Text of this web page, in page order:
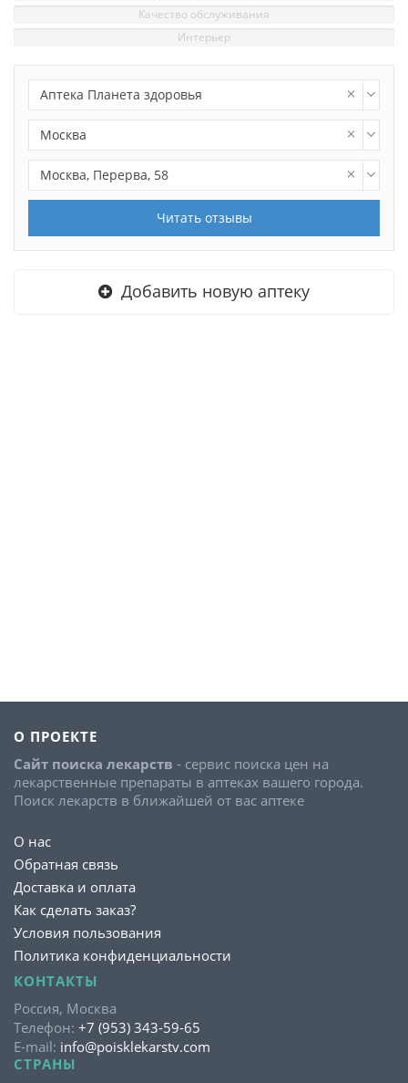
Качество обслуживания
Интерьер
Аптека Планета здоровья
Москва
Москва, Перерва, 58
Читать отзывы
Добавить новую аптеку
О ПРОЕКТЕ
Сайт поиска лекарств - сервис поиска цен на
лекарственные препараты в аптеках вашего города.
Поиск лекарств в ближайшей от вас аптеке
О нас
Обратная связь
Доставка и оплата
Как сделать заказ?
Условия пользования
Политика конфиденциальности
КОНТАКТЫ
Россия, Москва
Телефон: +7 (953) 343-59-65
E-mail: info@poisklekarstv.com
СТРАНЫ